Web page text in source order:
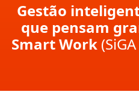
Gestão
que pensam
Smart Work